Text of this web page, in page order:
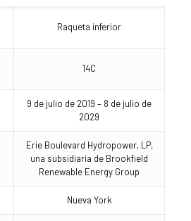
Raqueta inferior
14C
9 de julio de 2019 – 8 de julio de
2029
Erie Boulevard Hydropower, LP,
una subsidiaria de Brookfield
Renewable Energy Group
Nueva York